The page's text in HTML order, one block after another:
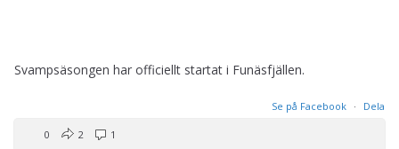
Svampsäsongen har officiellt startat i Funäsfjällen.
Se på Facebook · Dela
0 2 1